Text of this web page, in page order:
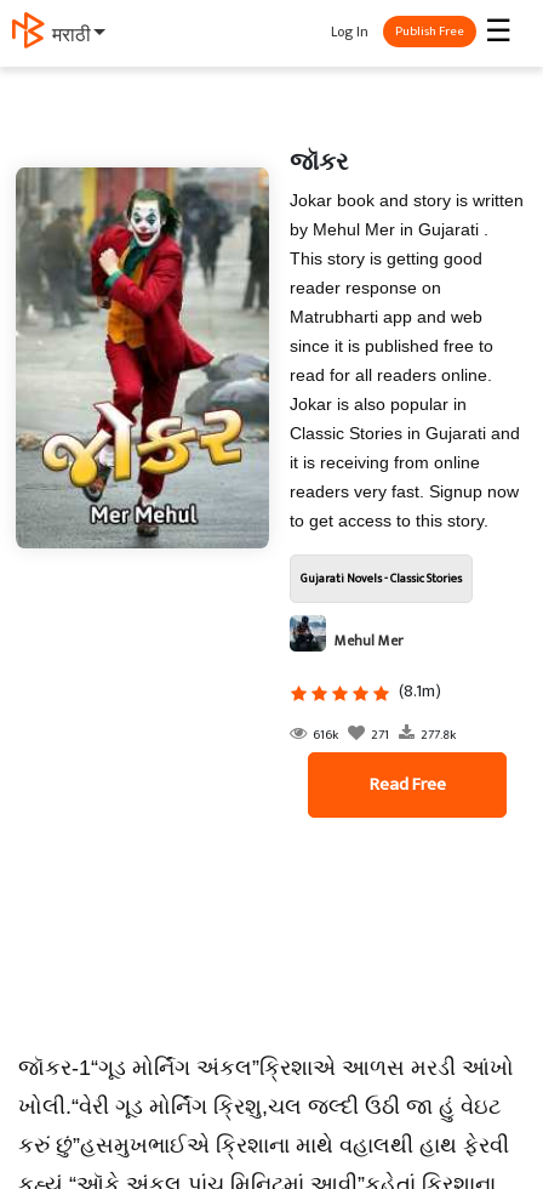
मराठी ☰
Log In Publish Free
જૉકર
Jokar book and story is written
by Mehul Mer in Gujarati .
This story is getting good
reader response on
Matrubharti app and web
since it is published free to
read for all readers online.
Jokar is also popular in
Classic Stories in Gujarati and
it is receiving from online
readers very fast. Signup now
to get access to this story.
Gujarati Novels - Classic Stories
Mehul Mer
(8.1m)
616k 271 277.8k
Read Free
જૉકર-1“ગૂડ મોર્નિંગ અંકલ”ક્રિશાએ આળસ મરડી આંખો
ખોલી.“વેરી ગૂડ મોર્નિંગ ક્રિશુ,ચલ જલ્દી ઉઠી જા હું વેઇટ
કરું છું”હસમુખભાઈએ ક્રિશાના માથે વહાલથી હાથ ફેરવી
કહ્યું.“ઑકે અંકલ પાંચ મિનિટમાં આવી”કહેતાં ક્રિશાના